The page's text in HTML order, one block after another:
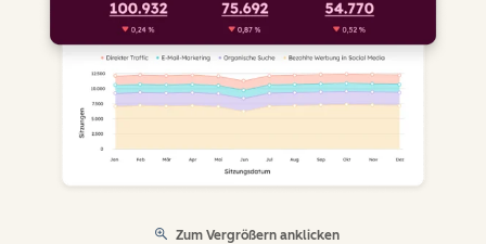
Zum Vergrößern anklicken